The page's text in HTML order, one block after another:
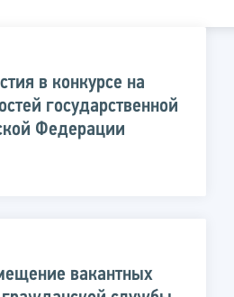
в конкурсе на
государственной
Федерации
вакантных